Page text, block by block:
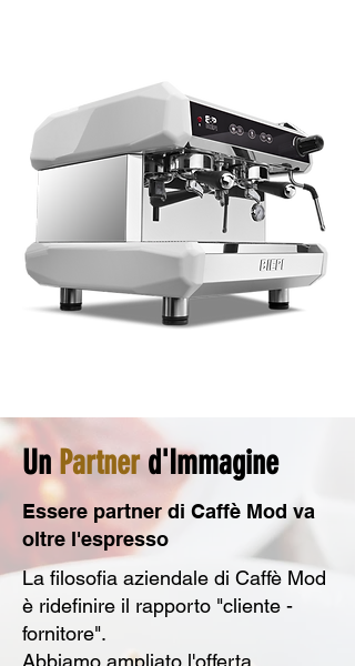
Un Partnerd'Immagine
Essere partner di Caffè Mod va
oltre l'espresso
La filosofia aziendale di Caffè Mod
è ridefinire il rapporto "cliente -
fornitore".
Abbiamo ampliato l'offerta